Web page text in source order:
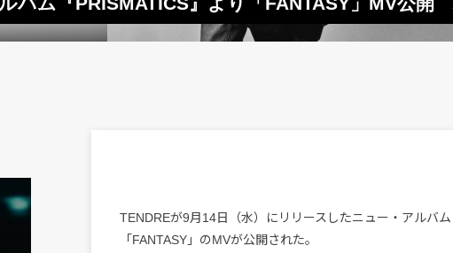
TENDREが9月14日（水）にリリースしたニュー・アルバ
「FANTASY」のMVが公開された。